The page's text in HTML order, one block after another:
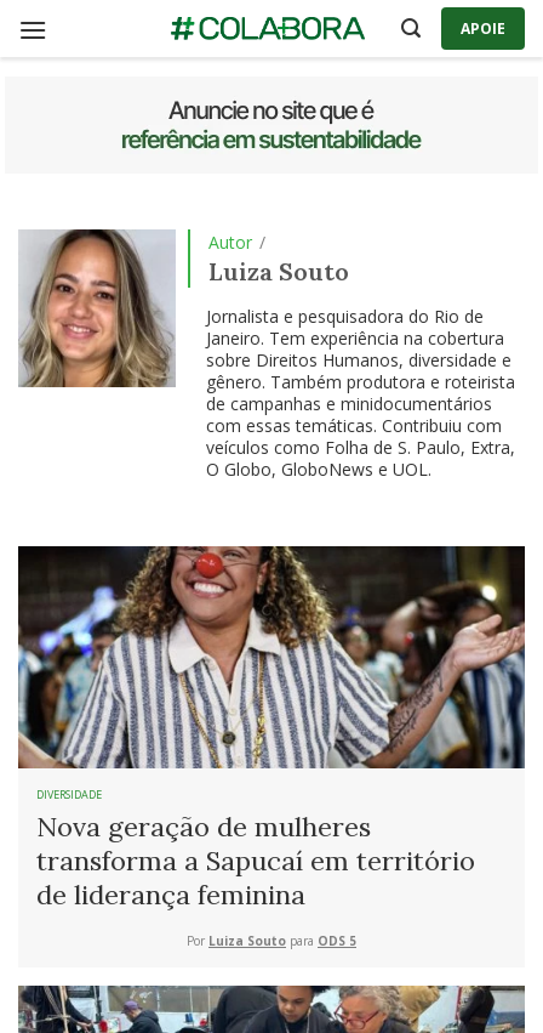
APOIE
Autor /
Luiza Souto
Jornalista e pesquisadora do Rio de
Janeiro. Tem experiência na cobertura
sobre Direitos Humanos, diversidade e
gênero. Também produtora e roteirista
de campanhas e minidocumentários
com essas temáticas. Contribuiu com
veículos como Folha de S. Paulo, Extra,
O Globo, GloboNews e UOL.
DIVERSIDADE
Nova geração de mulheres
transforma a Sapucaí em território
de liderança feminina
Por Luiza Souto para ODS 5